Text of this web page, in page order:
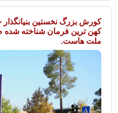
کورش بزرگ نخستین
کهن ترین فرمان شناخته شده
ملت هاست.